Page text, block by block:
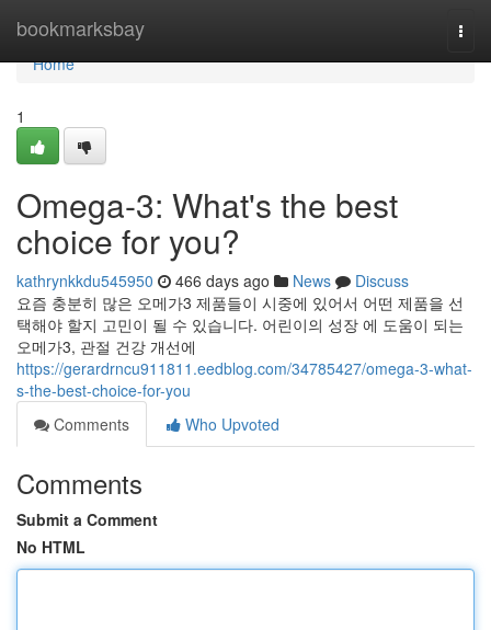
bookmarksbay
Home
Home
1
Omega-3: What's the best
choice for you?
kathrynkkdu545950 466 days ago News
Discuss
요즘 충분히 많은 오메가3 제품들이 시중에 있어서 어떤 제품을 선
택해야 할지 고민이 될 수 있습니다. 어린이의 성장 에 도움이 되는
오메가3, 관절 건강 개선에
https://gerardrncu911811.eedblog.com/34785427/omega-3-what-
s-the-best-choice-for-you
Comments
Who Upvoted
Comments
Submit a Comment
No HTML